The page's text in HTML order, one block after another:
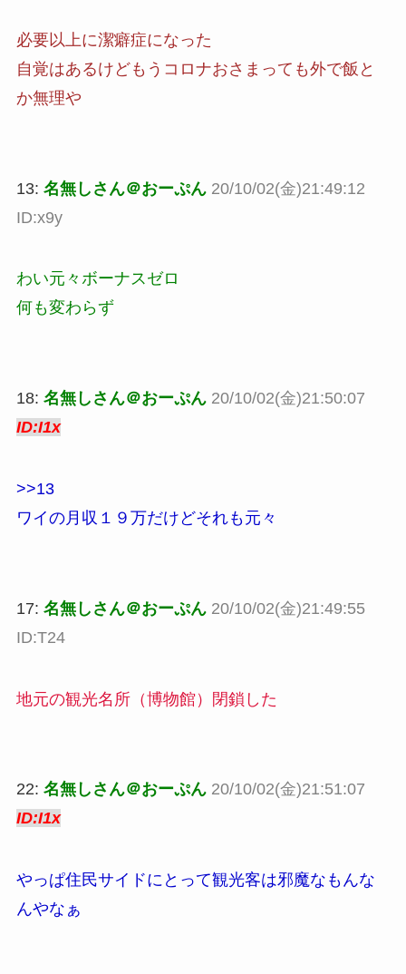
必要以上に潔癖症になった
自覚はあるけどもうコロナおさまっても外で飯と
か無理や
13: 名無しさん＠おーぷん 20/10/02(金)21:49:12
ID:x9y
わい元々ボーナスゼロ
何も変わらず
18: 名無しさん＠おーぷん 20/10/02(金)21:50:07
ID:I1x
>>13
ワイの月収１９万だけどそれも元々
17: 名無しさん＠おーぷん 20/10/02(金)21:49:55
ID:T24
地元の観光名所（博物館）閉鎖した
22: 名無しさん＠おーぷん 20/10/02(金)21:51:07
ID:I1x
やっぱ住民サイドにとって観光客は邪魔なもんな
んやなぁ